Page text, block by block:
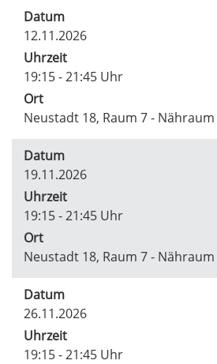
Datum
12.11.2026
Uhrzeit
19:15 - 21:45 Uhr
Ort
Neustadt 18, Raum 7 - Nähraum
Datum
19.11.2026
Uhrzeit
19:15 - 21:45 Uhr
Ort
Neustadt 18, Raum 7 - Nähraum
Datum
26.11.2026
Uhrzeit
19:15 - 21:45 Uhr